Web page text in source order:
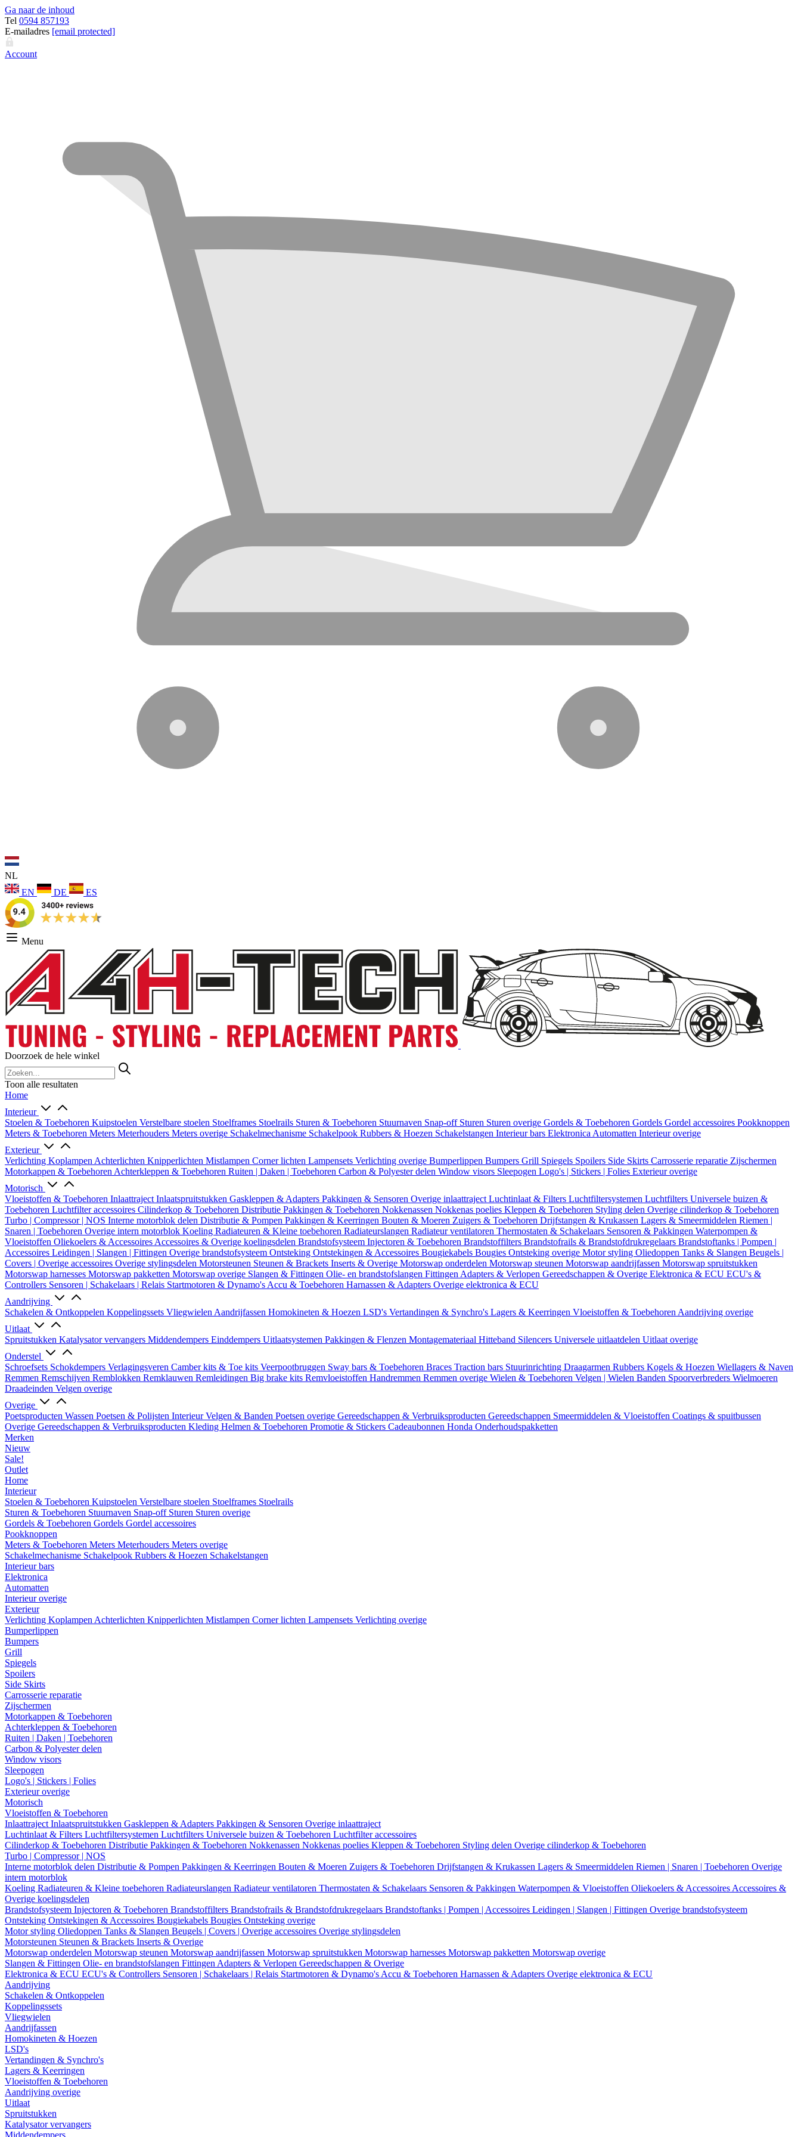
Ga naar de inhoud
Tel 0594 857193
E-mailadres [email protected]
Account
NL
EN
DE ES
Menu
Doorzoek de hele winkel
Toon alle resultaten
Home
Interieur
Stoelen & Toebehoren Kuipstoelen Verstelbare stoelen Stoelframes Stoelrails Sturen & Toebehoren Stuurnaven Snap-off Sturen Sturen overige Gordels & Toebehoren Gordels Gordel accessoires Pookknoppen
Meters & Toebehoren Meters Meterhouders Meters overige Schakelmechanisme Schakelpook Rubbers & Hoezen Schakelstangen Interieur bars Elektronica Automatten Interieur overige
Exterieur
Verlichting Koplampen Achterlichten Knipperlichten Mistlampen Corner lichten Lampensets Verlichting overige Bumperlippen Bumpers Grill Spiegels Spoilers Side Skirts Carrosserie reparatie Zijschermen
Motorkappen & Toebehoren Achterkleppen & Toebehoren Ruiten | Daken | Toebehoren Carbon & Polyester delen Window visors Sleepogen Logo's | Stickers | Folies Exterieur overige
Motorisch
Vloeistoffen & Toebehoren Inlaattraject Inlaatspruitstukken Gaskleppen & Adapters Pakkingen & Sensoren Overige inlaattraject Luchtinlaat & Filters Luchtfiltersystemen Luchtfilters Universele buizen &
Toebehoren Luchtfilter accessoires Cilinderkop & Toebehoren Distributie Pakkingen & Toebehoren Nokkenassen Nokkenas poelies Kleppen & Toebehoren Styling delen Overige cilinderkop & Toebehoren
Turbo | Compressor | NOS Interne motorblok delen Distributie & Pompen Pakkingen & Keerringen Bouten & Moeren Zuigers & Toebehoren Drijfstangen & Krukassen Lagers & Smeermiddelen Riemen |
Snaren | Toebehoren Overige intern motorblok Koeling Radiateuren & Kleine toebehoren Radiateurslangen Radiateur ventilatoren Thermostaten & Schakelaars Sensoren & Pakkingen Waterpompen &
Vloeistoffen Oliekoelers & Accessoires Accessoires & Overige koelingsdelen Brandstofsysteem Injectoren & Toebehoren Brandstoffilters Brandstofrails & Brandstofdrukregelaars Brandstoftanks | Pompen |
Accessoires Leidingen | Slangen | Fittingen Overige brandstofsysteem Ontsteking Ontstekingen & Accessoires Bougiekabels Bougies Ontsteking overige Motor styling Oliedoppen Tanks & Slangen Beugels |
Covers | Overige accessoires Overige stylingsdelen Motorsteunen Steunen & Brackets Inserts & Overige Motorswap onderdelen Motorswap steunen Motorswap aandrijfassen Motorswap spruitstukken
Motorswap harnesses Motorswap pakketten Motorswap overige Slangen & Fittingen Olie- en brandstofslangen Fittingen Adapters & Verlopen Gereedschappen & Overige Elektronica & ECU ECU's &
Controllers Sensoren | Schakelaars | Relais Startmotoren & Dynamo's Accu & Toebehoren Harnassen & Adapters Overige elektronica & ECU
Aandrijving
Schakelen & Ontkoppelen Koppelingssets Vliegwielen Aandrijfassen Homokineten & Hoezen LSD's Vertandingen & Synchro's Lagers & Keerringen Vloeistoffen & Toebehoren Aandrijving overige
Uitlaat
Spruitstukken Katalysator vervangers Middendempers Einddempers Uitlaatsystemen Pakkingen & Flenzen Montagemateriaal Hitteband Silencers Universele uitlaatdelen Uitlaat overige
Onderstel
Schroefsets Schokdempers Verlagingsveren Camber kits & Toe kits Veerpootbruggen Sway bars & Toebehoren Braces Traction bars Stuurinrichting Draagarmen Rubbers Kogels & Hoezen Wiellagers & Naven
Remmen Remschijven Remblokken Remklauwen Remleidingen Big brake kits Remvloeistoffen Handremmen Remmen overige Wielen & Toebehoren Velgen | Wielen Banden Spoorverbreders Wielmoeren
Draadeinden Velgen overige
Overige
Poetsproducten Wassen Poetsen & Polijsten InterieurVelgen & Banden Poetsen overige Gereedschappen & Verbruiksproducten Gereedschappen Smeermiddelen & Vloeistoffen Coatings & spuitbussen
Overige Gereedschappen & Verbruiksproducten Kleding Helmen & Toebehoren Promotie & Stickers Cadeaubonnen Honda Onderhoudspakketten
Merken
Nieuw
Sale!
Outlet
Home
Interieur
Stoelen & Toebehoren Kuipstoelen Verstelbare stoelen Stoelframes Stoelrails
Sturen & Toebehoren Stuurnaven Snap-off Sturen Sturen overige
Gordels & Toebehoren Gordels Gordel accessoires
Pookknoppen
Meters & Toebehoren Meters Meterhouders Meters overige
Schakelmechanisme Schakelpook Rubbers & Hoezen Schakelstangen
Interieur bars
Elektronica
Automatten
Interieur overige
Exterieur
Verlichting Koplampen Achterlichten Knipperlichten Mistlampen Corner lichten Lampensets Verlichting overige
Bumperlippen
Bumpers
Grill
Spiegels
Spoilers
Side Skirts
Carrosserie reparatie
Zijschermen
Motorkappen & Toebehoren
Achterkleppen & Toebehoren
Ruiten | Daken | Toebehoren
Carbon & Polyester delen
Window visors
Sleepogen
Logo's | Stickers | Folies
Exterieur overige
Motorisch
Vloeistoffen & Toebehoren
Inlaattraject Inlaatspruitstukken Gaskleppen & Adapters Pakkingen & Sensoren Overige inlaattraject
Luchtinlaat & Filters Luchtfiltersystemen Luchtfilters Universele buizen & Toebehoren Luchtfilter accessoires
Cilinderkop & Toebehoren Distributie Pakkingen & Toebehoren Nokkenassen Nokkenas poelies Kleppen & Toebehoren Styling delen Overige cilinderkop & Toebehoren
Turbo | Compressor | NOS
Interne motorblok delen Distributie & Pompen Pakkingen & Keerringen Bouten & Moeren Zuigers & Toebehoren Drijfstangen & Krukassen Lagers & Smeermiddelen Riemen | Snaren | Toebehoren Overige
intern motorblok
Koeling Radiateuren & Kleine toebehoren Radiateurslangen Radiateur ventilatoren Thermostaten & Schakelaars Sensoren & Pakkingen Waterpompen & Vloeistoffen Oliekoelers & Accessoires Accessoires &
Overige koelingsdelen
Brandstofsysteem Injectoren & Toebehoren Brandstoffilters Brandstofrails & Brandstofdrukregelaars Brandstoftanks | Pompen | Accessoires Leidingen | Slangen | Fittingen Overige brandstofsysteem
Ontsteking Ontstekingen & Accessoires Bougiekabels Bougies Ontsteking overige
Motor styling Oliedoppen Tanks & Slangen Beugels | Covers | Overige accessoires Overige stylingsdelen
Motorsteunen Steunen & Brackets Inserts & Overige
Motorswap onderdelen Motorswap steunen Motorswap aandrijfassen Motorswap spruitstukken Motorswap harnesses Motorswap pakketten Motorswap overige
Slangen & Fittingen Olie- en brandstofslangen Fittingen Adapters & Verlopen Gereedschappen & Overige
Elektronica & ECU ECU's & Controllers Sensoren | Schakelaars | Relais Startmotoren & Dynamo's Accu & Toebehoren Harnassen & Adapters Overige elektronica & ECU
Aandrijving
Schakelen & Ontkoppelen
Koppelingssets
Vliegwielen
Aandrijfassen
Homokineten & Hoezen
LSD's
Vertandingen & Synchro's
Lagers & Keerringen
Vloeistoffen & Toebehoren
Aandrijving overige
Uitlaat
Spruitstukken
Katalysator vervangers
Middendempers